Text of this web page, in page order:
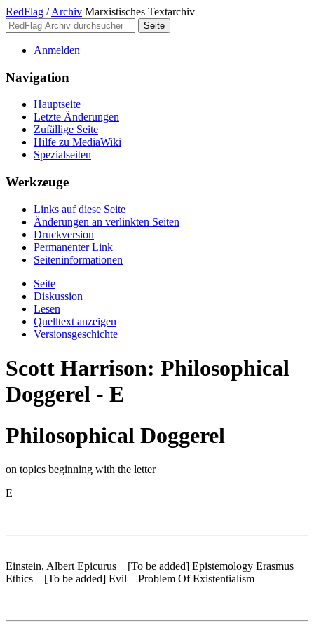
RedFlag / Archiv Marxistisches Textarchiv
Anmelden
Navigation
Hauptseite
Letzte Änderungen
Zufällige Seite
Hilfe zu MediaWiki
Spezialseiten
Werkzeuge
Links auf diese Seite
Änderungen an verlinkten Seiten
Druckversion
Permanenter Link
Seiten­­informationen
Seite
Diskussion
Lesen
Quelltext anzeigen
Versionsgeschichte
Scott Harrison: Philosophical
Doggerel - E
Philosophical Doggerel
on topics beginning with the letter
E
Einstein, Albert Epicurus [To be added] Epistemology Erasmus
Ethics [To be added] Evil—Problem Of Existentialism